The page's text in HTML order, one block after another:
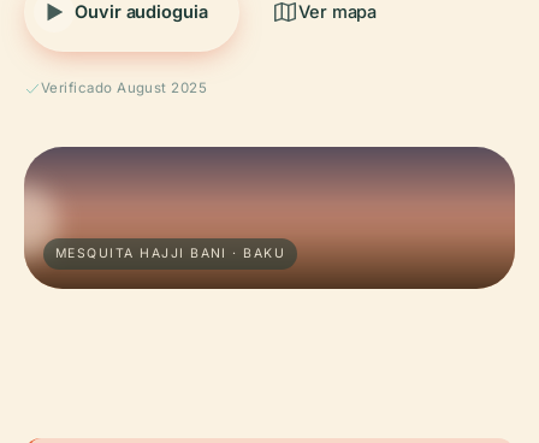
Ouvir audioguia Ver mapa
Verificado August 2025
MESQUITA HAJJI BANI · BAKU